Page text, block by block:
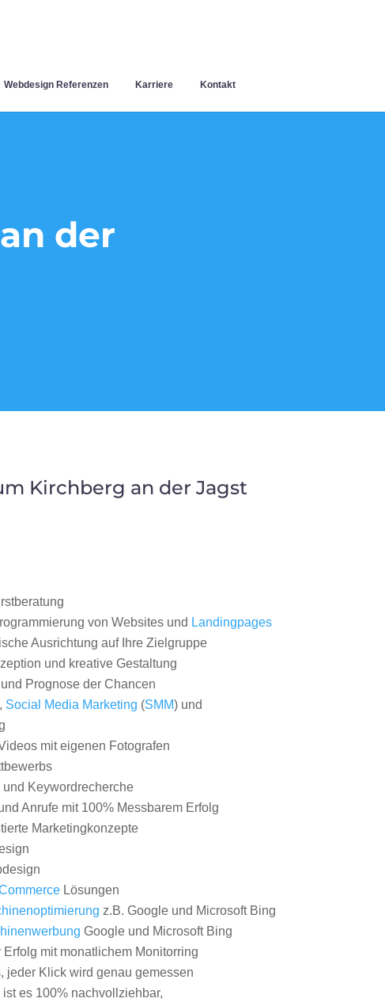
Webdesign Referenzen Karriere Kontakt
der
Kirchberg an der Jagst
von Websites und Landingpages
Ausrichtung auf Ihre Zielgruppe
und kreative Gestaltung
Prognose der Chancen
, Social Media Marketing (SMM) und
mit eigenen Fotografen
und Keywordrecherche
Anrufe mit 100% Messbarem Erfolg
Marketingkonzepte
Lösungen
z.B. Google und Microsoft Bing
Google und Microsoft Bing
Erfolg mit monatlichem Monitorring
jeder Klick wird genau gemessen
ist es 100% nachvollziehbar,